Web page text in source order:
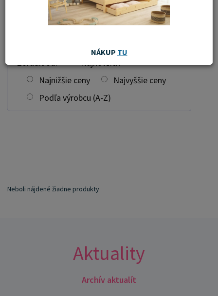
filtrovať
Zoradiť od:
Najnovších
Najnižšie ceny
Najvyššie ceny
Podľa výrobcu (A-Z)
Neboli nájdené žiadne produkty
Aktuality
Archív aktualít
NÁKUP TU